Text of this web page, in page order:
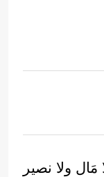
مَال ولا نصير